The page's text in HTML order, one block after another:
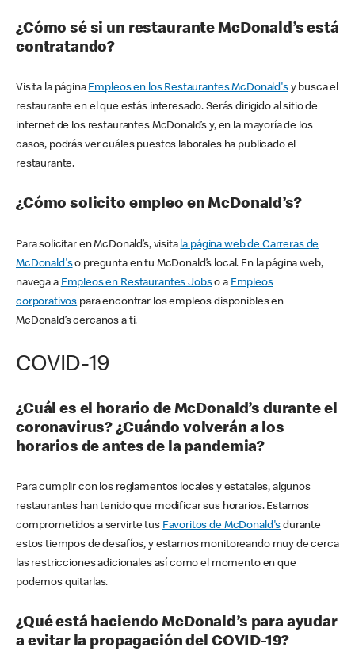
¿Cómo sé si un restaurante McDonald’s está
contratando?
Visita la página Empleos en los Restaurantes McDonald'sy busca el
restaurante en el que estás interesado. Serás dirigido al sitio de
internet de los restaurantes McDonald’s y, en la mayoría de los
casos, podrás ver cuáles puestos laborales ha publicado el
restaurante.
¿Cómo solicito empleo en McDonald’s?
Para solicitar en McDonald’s, visita la página web de Carreras de
McDonald'so pregunta en tu McDonald’s local. En la página web,
navega a Empleos en Restaurantes Jobso a Empleos
corporativos para encontrar los empleos disponibles en
McDonald’s cercanos a ti.
COVID-19
¿Cuál es el horario de McDonald’s durante el
coronavirus? ¿Cuándo volverán a los
horarios de antes de la pandemia?
Para cumplir con los reglamentos locales y estatales, algunos
restaurantes han tenido que modificar sus horarios. Estamos
comprometidos a servirte tus Favoritos de McDonald's durante
estos tiempos de desafíos, y estamos monitoreando muy de cerca
las restricciones adicionales así como el momento en que
podemos quitarlas.
¿Qué está haciendo McDonald’s para ayudar
a evitar la propagación del COVID-19?